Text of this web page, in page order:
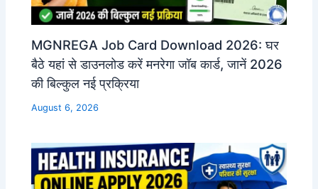
MGNREGA Job Card Download 2026: घर
बैठे यहां से डाउनलोड करें मनरेगा जॉब कार्ड, जानें 2026
की बिल्कुल नई प्रक्रिया
August 6, 2026